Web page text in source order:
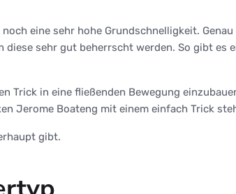
eine sehr hohe Grundschnelligkeit.
sehr gut beherrscht werden. So gibt es
Trick in eine fließenden Bewegung
Jerome Boateng mit einem einfach Trick
gibt.